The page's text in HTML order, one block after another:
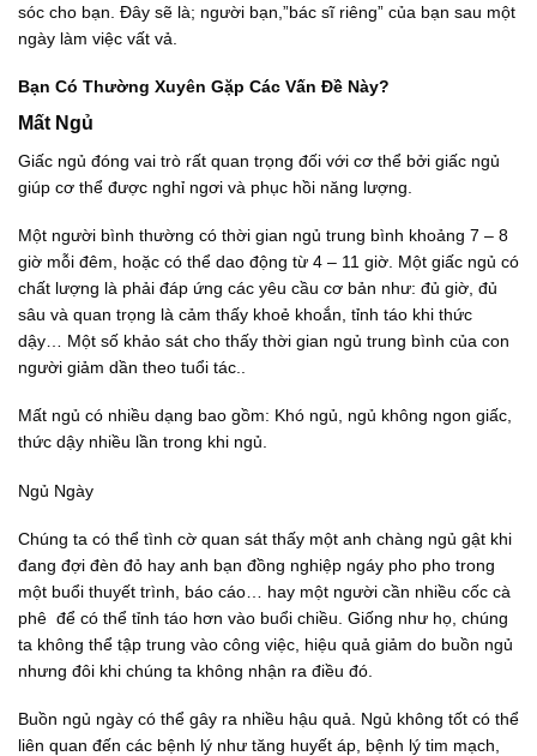
0
₫
0
0
0
0
0
sóc cho bạn. Đây sẽ là; người bạn,”bác sĩ riêng” của bạn sau một
ngày làm việc vất vả.
Bạn Có Thường Xuyên Gặp Các Vấn Đề Này?
Mất Ngủ
Giấc ngủ đóng vai trò rất quan trọng đối với cơ thể bởi giấc ngủ
giúp cơ thể được nghỉ ngơi và phục hồi năng lượng.
Một người bình thường có thời gian ngủ trung bình khoảng 7 – 8
giờ mỗi đêm, hoặc có thể dao động từ 4 – 11 giờ. Một giấc ngủ có
chất lượng là phải đáp ứng các yêu cầu cơ bản như: đủ giờ, đủ
sâu và quan trọng là cảm thấy khoẻ khoắn, tỉnh táo khi thức
dậy… Một số khảo sát cho thấy thời gian ngủ trung bình của con
người giảm dần theo tuổi tác..
Mất ngủ có nhiều dạng bao gồm: Khó ngủ, ngủ không ngon giấc,
thức dậy nhiều lần trong khi ngủ.
Ngủ Ngày
Chúng ta có thể tình cờ quan sát thấy một anh chàng ngủ gật khi
đang đợi đèn đỏ hay anh bạn đồng nghiệp ngáy pho pho trong
một buổi thuyết trình, báo cáo… hay một người cần nhiều cốc cà
phê để có thể tỉnh táo hơn vào buổi chiều. Giống như họ, chúng
ta không thể tập trung vào công việc, hiệu quả giảm do buồn ngủ
nhưng đôi khi chúng ta không nhận ra điều đó.
Buồn ngủ ngày có thể gây ra nhiều hậu quả. Ngủ không tốt có thể
liên quan đến các bệnh lý như tăng huyết áp, bệnh lý tim mạch,